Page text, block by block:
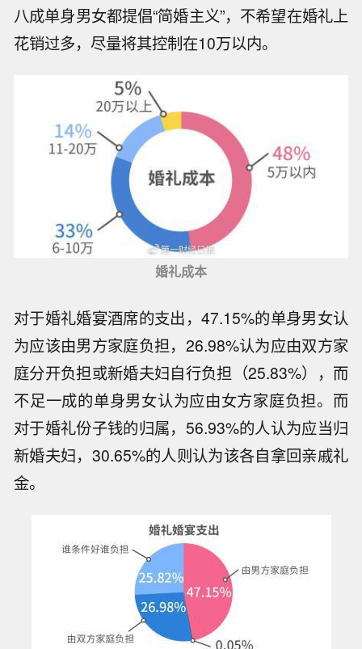
八成单身男女都提倡“简婚主义”，不希望在婚礼上
花销过多，尽量将其控制在10万以内。
婚礼成本
对于婚礼婚宴酒席的支出，47.15%的单身男女认
为应该由男方家庭负担，26.98%认为应由双方家
庭分开负担或新婚夫妇自行负担（25.83%），而
不足一成的单身男女认为应由女方家庭负担。而
对于婚礼份子钱的归属，56.93%的人认为应当归
新婚夫妇，30.65%的人则认为该各自拿回亲戚礼
金。